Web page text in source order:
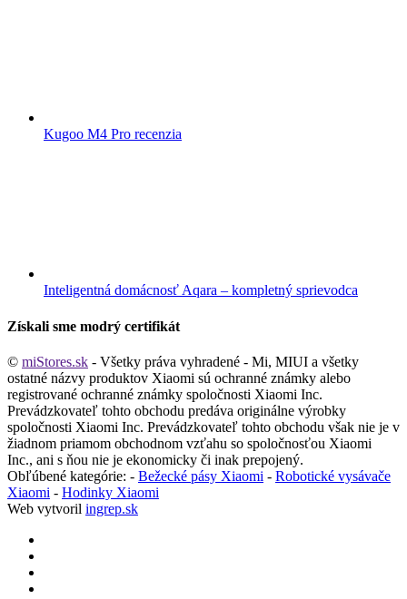
Kugoo M4 Pro recenzia
Inteligentná domácnosť Aqara – kompletný sprievodca
Získali sme modrý certifikát
© miStores.sk - Všetky práva vyhradené - Mi, MIUI a všetky
ostatné názvy produktov Xiaomi sú ochranné známky alebo
registrované ochranné známky spoločnosti Xiaomi Inc.
Prevádzkovateľ tohto obchodu predáva originálne výrobky
spoločnosti Xiaomi Inc. Prevádzkovateľ tohto obchodu však nie je v
žiadnom priamom obchodnom vzťahu so spoločnosťou Xiaomi
Inc., ani s ňou nie je ekonomicky či inak prepojený.
Obľúbené kategórie: - Bežecké pásy Xiaomi - Robotické vysávače
Xiaomi - Hodinky Xiaomi
Web vytvoril ingrep.sk